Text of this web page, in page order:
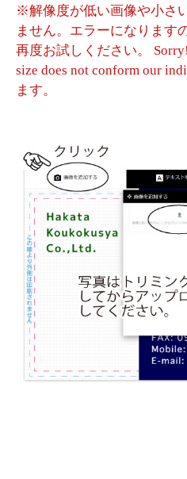
※解像度が低い画像や小さ
ません。エラーになります
再度お試しください。
size does not conform our
ます。